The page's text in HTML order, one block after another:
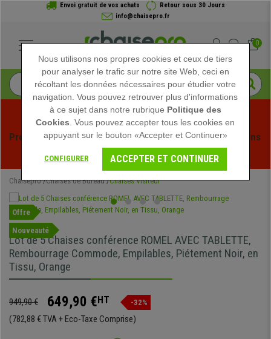
Envoi gratuit de vos achats
Retour sous 30 Jours
info@chaisepro.fr
0
Profitez des soldes d'été chez Chaisepro ! Des réductions
exclusives pour une durée limitée - Voir l'offre
Chaisepro Chaises de Bureau Chaises Visiteur
Offre
Nouveauté
Lot de 5 Chaises conférence ROMEL AVEC TABLETTE,
Rembourrage Commode, Empilables, Piétement Noir, en
Tissu, Orange
949,90 € 649,90 €HT -32%
(782,88 € TVA + Eco-Taxe Comprise)
Nous utilisons nos propres cookies et ceux de tiers
pour analyser le trafic sur notre site Web, ceci en
récoltant les données nécessaires pour étudier votre
navigation. Vous pouvez retrouver plus d'informations
à ce sujet dans notre rubrique Politique des
Cookies . Vous pouvez accepter tous les cookies en
appuyant sur le bouton «Accepter et Continuer»
CONFIGURER ACCEPTER ET CONTINUER